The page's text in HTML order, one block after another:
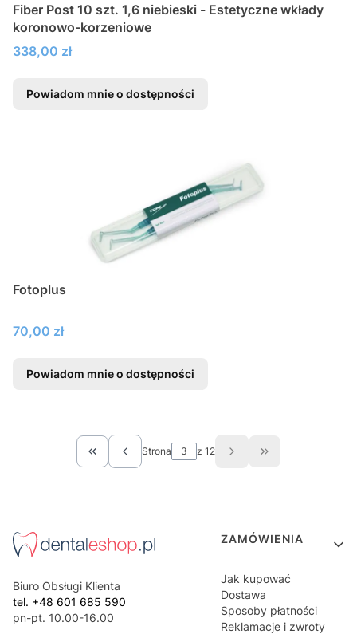
Fiber Post 10 szt. 1,6 niebieski - Estetyczne wkłady
koronowo-korzeniowe
Cena
338,00 zł
Powiadom mnie o dostępności
Fotoplus
Cena
70,00 zł
Powiadom mnie o dostępności
Wróć do pierwszej strony z produktami
Strona z 12 Przejdź do
Biuro Obsługi Klienta
tel. +48 601 685 590
pn-pt. 10.00-16.00
Linki w stopce
ZAMÓWIENIA
Jak kupować
Dostawa
Sposoby płatności
Reklamacje i zwroty